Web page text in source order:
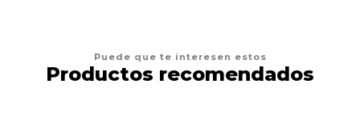
Puede que te interesen estos
Productos recomendados